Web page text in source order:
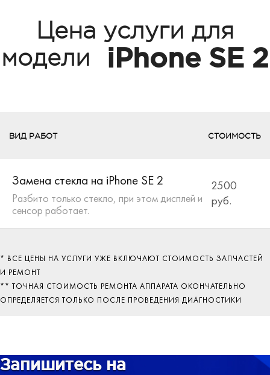
Цена услуги для
модели
iPhone SE 2
ВИД РАБОТ СТОИМОСТЬ
Замена стекла на iPhone SE 2
Разбито только стекло, при этом дисплей и
сенсор работает.
2500
руб.
* ВСЕ ЦЕНЫ НА УСЛУГИ УЖЕ ВКЛЮЧАЮТ СТОИМОСТЬ ЗАПЧАСТЕЙ
И РЕМОНТ
** ТОЧНАЯ СТОИМОСТЬ РЕМОНТА АППАРАТА ОКОНЧАТЕЛЬНО
ОПРЕДЕЛЯЕТСЯ ТОЛЬКО ПОСЛЕ ПРОВЕДЕНИЯ ДИАГНОСТИКИ
Запишитесь на